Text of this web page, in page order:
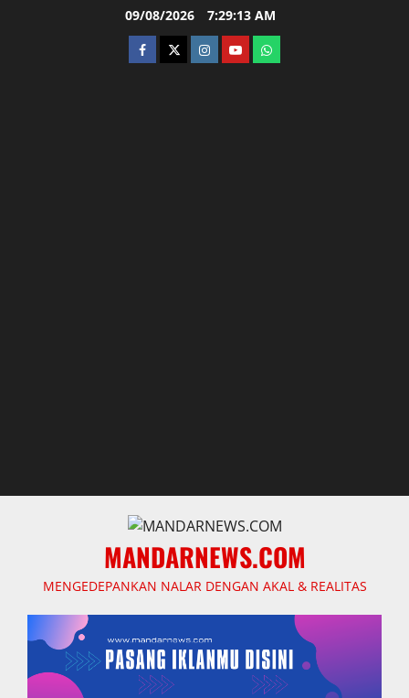
09/08/2026 7:29:13 AM
facebooktwitterinstagram.com
youtubewhatsapp
MANDARNEWS.COM
MENGEDEPANKAN NALAR DENGAN AKAL & REALITAS